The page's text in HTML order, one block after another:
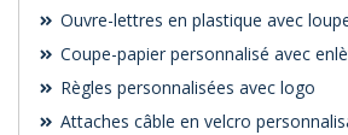
Ouvre-lettres en plastique avec
Coupe-papier personnalisé avec
Règles personnalisées avec logo
Attaches câble en velcro